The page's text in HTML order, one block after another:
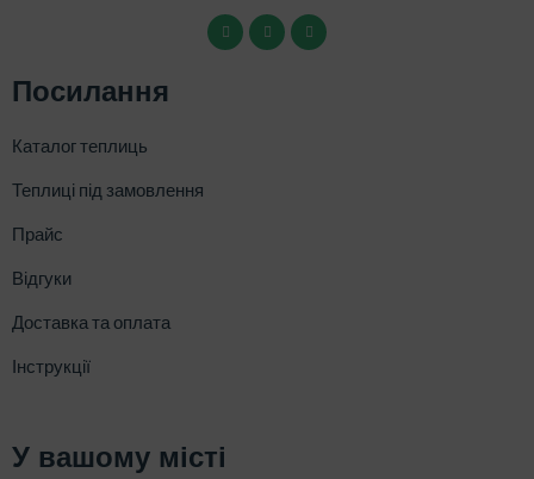
Посилання
Каталог теплиць
Теплиці під замовлення
Прайс
Відгуки
Доставка та оплата
Інструкції
У вашому місті